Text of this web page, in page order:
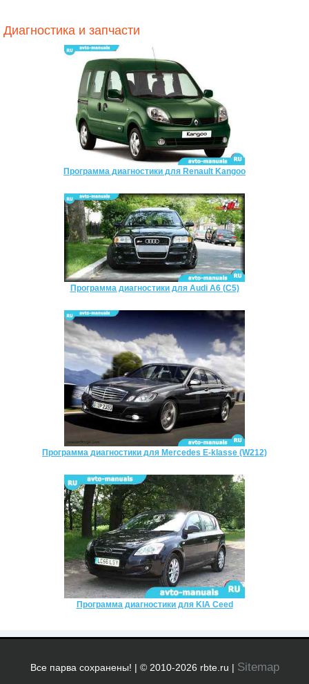
Диагностика и запчасти
Программа диагностики для Renault Kangoo
Программа диагностики для Audi A6 (C5)
Программа диагностики для Mercedes E-klasse (W212)
Программа диагностики для KIA Ceed
Все парва сохранены! | © 2010-2026 rbte.ru | Sitemap